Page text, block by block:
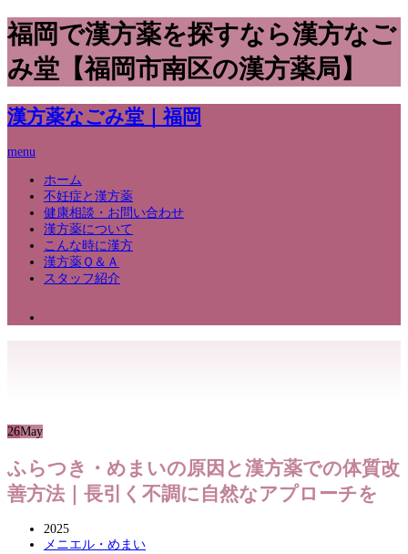
福岡で漢方薬を探すなら漢方なご
み堂【福岡市南区の漢方薬局】
漢方薬なごみ堂｜福岡
menu
ホーム
不妊症と漢方薬
健康相談・お問い合わせ
漢方薬について
こんな時に漢方
漢方薬Ｑ＆Ａ
スタッフ紹介
26May
ふらつき・めまいの原因と漢方薬での体質改
善方法｜長引く不調に自然なアプローチを
2025
メニエル・めまい